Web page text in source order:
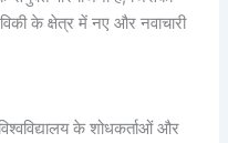
के क्षेत्र में नए और नवाचारी
के शोधकर्ताओं और